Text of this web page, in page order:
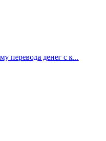
перевода денег с к...